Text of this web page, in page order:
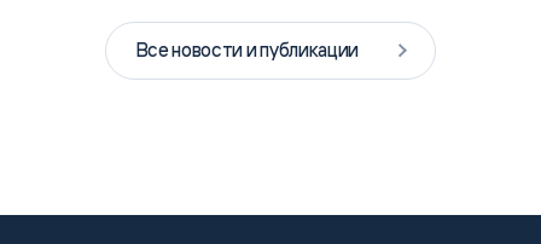
Все новости и публикации